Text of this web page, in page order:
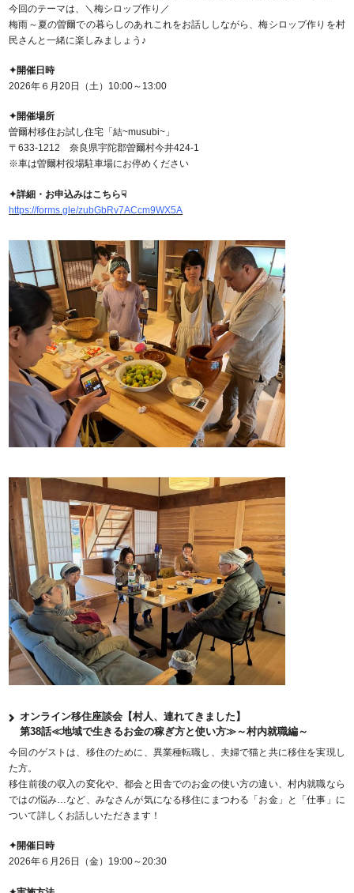
今回のテーマは、＼梅シロップ作り／
梅雨～夏の曽爾での暮らしのあれこれをお話ししながら、梅シロップ作りを村
民さんと一緒に楽しみましょう♪
✦開催日時
2026年６月20日（土）10:00～13:00
✦開催場所
曽爾村移住お試し住宅「結~musubi~」
〒633-1212 奈良県宇陀郡曽爾村今井424-1
※車は曽爾村役場駐車場にお停めください
✦詳細・お申込みはこちら☟
https://forms.gle/zubGbRv7ACcm9WX5A
オンライン移住座談会【村人、連れてきました】
第38話≪地域で生きるお金の稼ぎ方と使い方≫～村内就職編～
今回のゲストは、移住のために、異業種転職し、夫婦で猫と共に移住を実現し
た方。
移住前後の収入の変化や、都会と田舎でのお金の使い方の違い、村内就職なら
ではの悩み…など、みなさんが気になる移住にまつわる「お金」と「仕事」に
ついて詳しくお話しいただきます！
✦開催日時
2026年６月26日（金）19:00～20:30